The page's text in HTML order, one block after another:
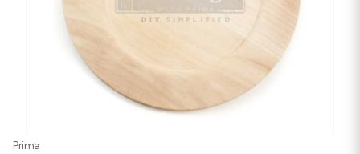
Prima